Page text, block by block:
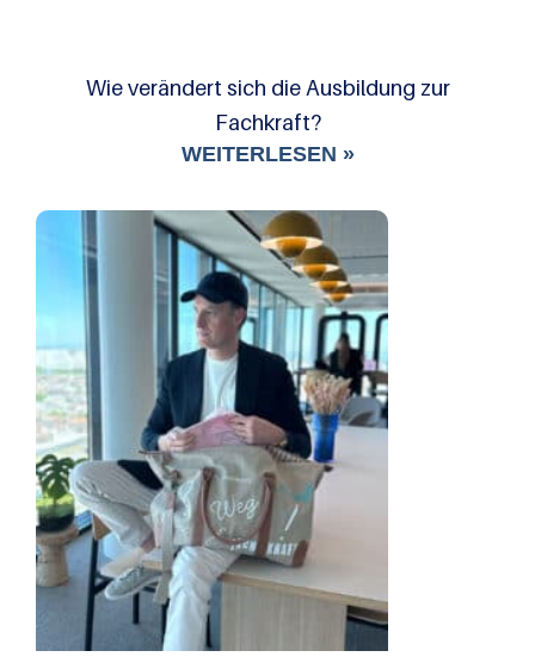
Wie verändert sich die Ausbildung zur
Fachkraft?
WEITERLESEN »